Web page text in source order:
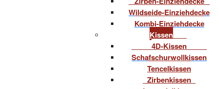
Wildseide-Einziehdecke
Kombi-Einziehdecke
Kissen
4D-Kissen
Schafschurwollkissen
Tencelkissen
Zirbenkissen